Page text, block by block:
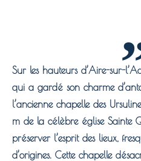
Sur les hauteurs d’Aire-sur-
qui a gardé son charme
l’ancienne chapelle des
m de la célèbre église Sainte
préserver l’esprit des lieux,
d’origines. Cette chapelle